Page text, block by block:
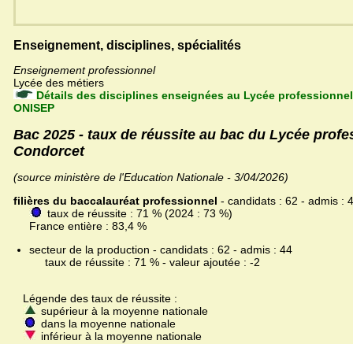
Enseignement, disciplines, spécialités
Enseignement professionnel
Lycée des métiers
Détails des disciplines enseignées au Lycée
ONISEP
Bac 2025 - taux de réussite au bac du Lycée
Condorcet
(source ministère de l'Education Nationale - 3/04/2026)
filières du baccalauréat professionnel - candidats : 62 - admis :
taux de réussite : 71 % (2024 : 73 %)
France entière : 83,4 %
secteur de la production - candidats : 62 - admis : 44
taux de réussite : 71 % - valeur ajoutée : -2
Légende des taux de réussite :
supérieur à la moyenne nationale
dans la moyenne nationale
inférieur à la moyenne nationale